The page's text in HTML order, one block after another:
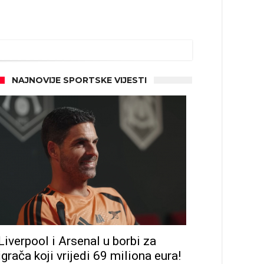
NAJNOVIJE SPORTSKE VIJESTI
i Arsenal u borbi za
koji vrijedi 69 miliona eura!